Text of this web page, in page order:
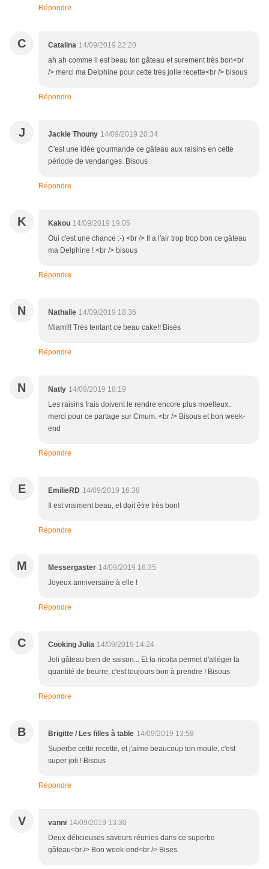
Répondre
C Catalina 14/09/2019 22:20
ah ah comme il est beau ton gâteau et surement très bon<br
/> merci ma Delphine pour cette très jolie recette<br /> bisous
Répondre
J Jackie Thouny 14/09/2019 20:34
C'est une idée gourmande ce gâteau aux raisins en cette
période de vendanges. Bisous
Répondre
K Kakou 14/09/2019 19:05
Oui c'est une chance :-) <br /> Il a l'air trop trop bon ce gâteau
ma Delphine ! <br /> bisous
Répondre
N Nathalie 14/09/2019 18:36
Miam!!! Très tentant ce beau cake!! Bises
Répondre
N Natly 14/09/2019 18:19
Les raisins frais doivent le rendre encore plus moelleux..
merci pour ce partage sur Cmum. <br /> Bisous et bon week-
end
Répondre
E EmilieRD 14/09/2019 16:38
Il est vraiment beau, et doit être très bon!
Répondre
M Messergaster 14/09/2019 16:35
Joyeux anniversaire à elle !
Répondre
C Cooking Julia 14/09/2019 14:24
Joli gâteau bien de saison... Et la ricotta permet d'alléger la
quantité de beurre, c'est toujours bon à prendre ! Bisous
Répondre
B Brigitte / Les filles à table 14/09/2019 13:58
Superbe cette recette, et j'aime beaucoup ton moule, c'est
super joli ! Bisous
Répondre
V vanni 14/09/2019 13:30
Deux délicieuses saveurs réunies dans ce superbe
gâteau<br /> Bon week-end<br /> Bises.